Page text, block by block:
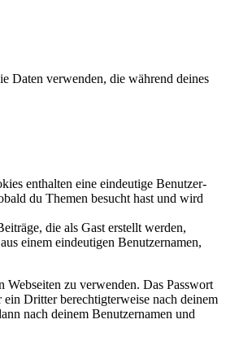
Daten verwenden, die während deines
enthalten eine eindeutige Benutzer-
du Themen besucht hast und wird
die als Gast erstellt werden,
einem eindeutigen Benutzernamen,
zu verwenden. Das Passwort
Dritter berechtigterweise nach deinem
nach deinem Benutzernamen und